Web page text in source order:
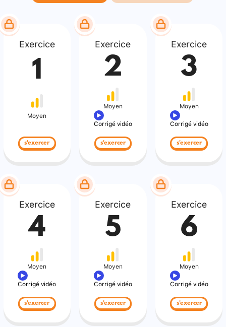
Exercice
1
Moyen
s'exercer
Exercice
2
Moyen
Corrigé vidéo
s'exercer
Exercice
3
Moyen
Corrigé vidéo
s'exercer
Exercice
4
Moyen
Corrigé vidéo
s'exercer
Exercice
5
Moyen
Corrigé vidéo
s'exercer
Exercice
6
Moyen
Corrigé vidéo
s'exercer